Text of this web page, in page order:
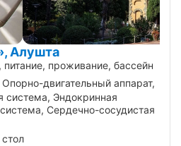
Алушта
питание, проживание, бассейн
Опорно-двигательный аппарат,
система, Эндокринная
Сердечно-сосудистая